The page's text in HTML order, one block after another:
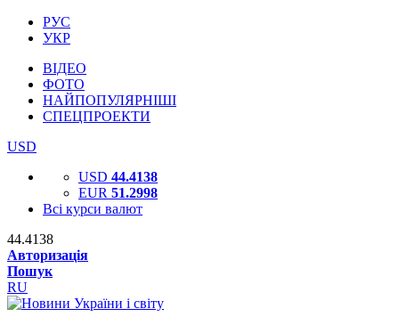
РУС
УКР
ВІДЕО
ФОТО
НАЙПОПУЛЯРНІШІ
СПЕЦПРОЕКТИ
USD
USD 44.4138
EUR 51.2998
Всі курси валют
44.4138
Авторизація
Пошук
RU